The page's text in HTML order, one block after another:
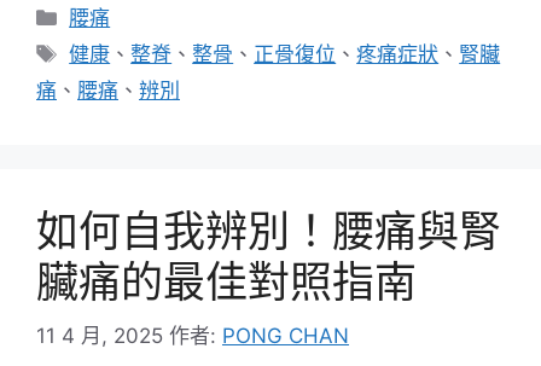
分
類
腰痛
標
籤
健康 、整脊 、整骨 、 正骨復位 、疼痛症狀 、 腎臟
痛 、 腰痛 、 辨別
如何自我辨別！腰痛與腎
臟痛的最佳對照指南
11 4 月, 2025 作者: PONG CHAN